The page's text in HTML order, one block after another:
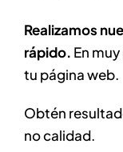
Realizamos
rápido. En
tu página web.
Obtén
no calidad.